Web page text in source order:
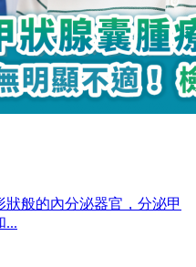
般的內分泌器官，分泌甲
...